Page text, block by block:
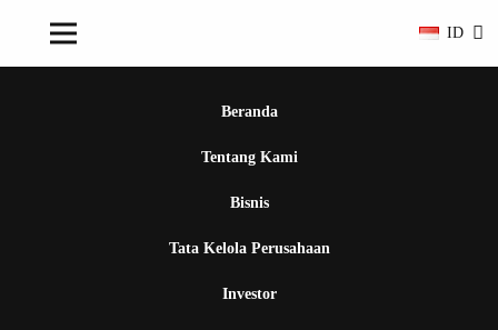
ID
Beranda
Tentang Kami
Bisnis
Tata Kelola Perusahaan
Investor